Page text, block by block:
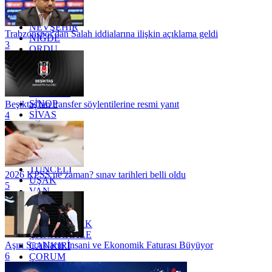
MUĞLA
MUŞ
NEVŞEHİR
NİĞDE
ORDU
OSMANİYE
RİZE
SAKARYA
SİNOP
SİVAS
SİİRT
TEKİRDAĞ
TOKAT
TRABZON
TUNCELİ
UŞAK
VAN
YALOVA
YOZGAT
ZONGULDAK
ÇANAKKALE
ÇANKIRI
ÇORUM
İSTANBUL
Trabzonspor'dan Salah iddialarına ilişkin açıklama geldi
3
Beşiktaş'tan transfer söylentilerine resmi yanıt
4
2026 KPSS ne zaman? sınav tarihleri belli oldu
5
Aşırı Sıcakların İnsani ve Ekonomik Faturası Büyüyor
6